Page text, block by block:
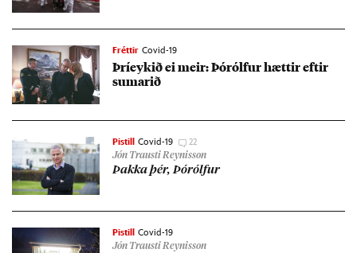
Fréttir Covid-19
Þríeyk­ið ei meir: Þórólf­ur hætt­ir eft­ir
sumar­ið
Pistill Covid-19 22
Jón Trausti Reynisson
Þakka þér, Þórólf­ur
Pistill Covid-19
Jón Trausti Reynisson